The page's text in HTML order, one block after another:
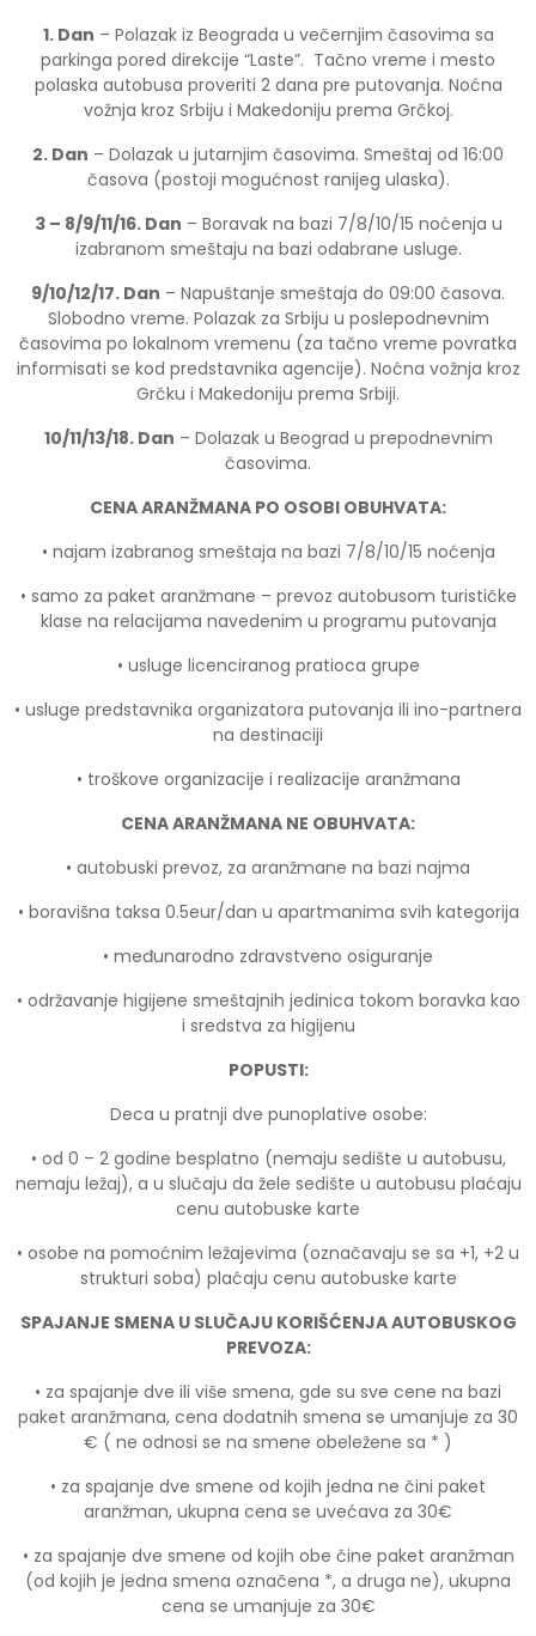
1. Dan – Polazak iz Beograda u večernjim časovima sa
parkinga pored direkcije “Laste”. Tačno vreme i mesto
polaska autobusa proveriti 2 dana pre putovanja. Noćna
vožnja kroz Srbiju i Makedoniju prema Grčkoj.
2. Dan – Dolazak u jutarnjim časovima. Smeštaj od 16:00
časova (postoji mogućnost ranijeg ulaska).
3 – 8/9/11/16. Dan – Boravak na bazi 7/8/10/15 noćenja u
izabranom smeštaju na bazi odabrane usluge.
9/10/12/17. Dan – Napuštanje smeštaja do 09:00 časova.
Slobodno vreme. Polazak za Srbiju u poslepodnevnim
časovima po lokalnom vremenu (za tačno vreme povratka
informisati se kod predstavnika agencije). Noćna vožnja kroz
Grčku i Makedoniju prema Srbiji.
10/11/13/18. Dan – Dolazak u Beograd u prepodnevnim
časovima.
CENA ARANŽMANA PO OSOBI OBUHVATA:
• najam izabranog smeštaja na bazi 7/8/10/15 noćenja
• samo za paket aranžmane – prevoz autobusom turističke
klase na relacijama navedenim u programu putovanja
• usluge licenciranog pratioca grupe
• usluge predstavnika organizatora putovanja ili ino-partnera
na destinaciji
• troškove organizacije i realizacije aranžmana
CENA ARANŽMANA NE OBUHVATA:
• autobuski prevoz, za aranžmane na bazi najma
• boravišna taksa 0.5eur/dan u apartmanima svih kategorija
• međunarodno zdravstveno osiguranje
• održavanje higijene smeštajnih jedinica tokom boravka kao
i sredstva za higijenu
POPUSTI:
Deca u pratnji dve punoplative osobe:
• od 0 – 2 godine besplatno (nemaju sedište u autobusu,
nemaju ležaj), a u slučaju da žele sedište u autobusu plaćaju
cenu autobuske karte
• osobe na pomoćnim ležajevima (označavaju se sa +1, +2 u
strukturi soba) plaćaju cenu autobuske karte
SPAJANJE SMENA U SLUČAJU KORIŠĆENJA AUTOBUSKOG
PREVOZA:
• za spajanje dve ili više smena, gde su sve cene na bazi
paket aranžmana, cena dodatnih smena se umanjuje za 30
€ ( ne odnosi se na smene obeležene sa * )
• za spajanje dve smene od kojih jedna ne čini paket
aranžman, ukupna cena se uvećava za 30€
• za spajanje dve smene od kojih obe čine paket aranžman
(od kojih je jedna smena označena *, a druga ne), ukupna
cena se umanjuje za 30€